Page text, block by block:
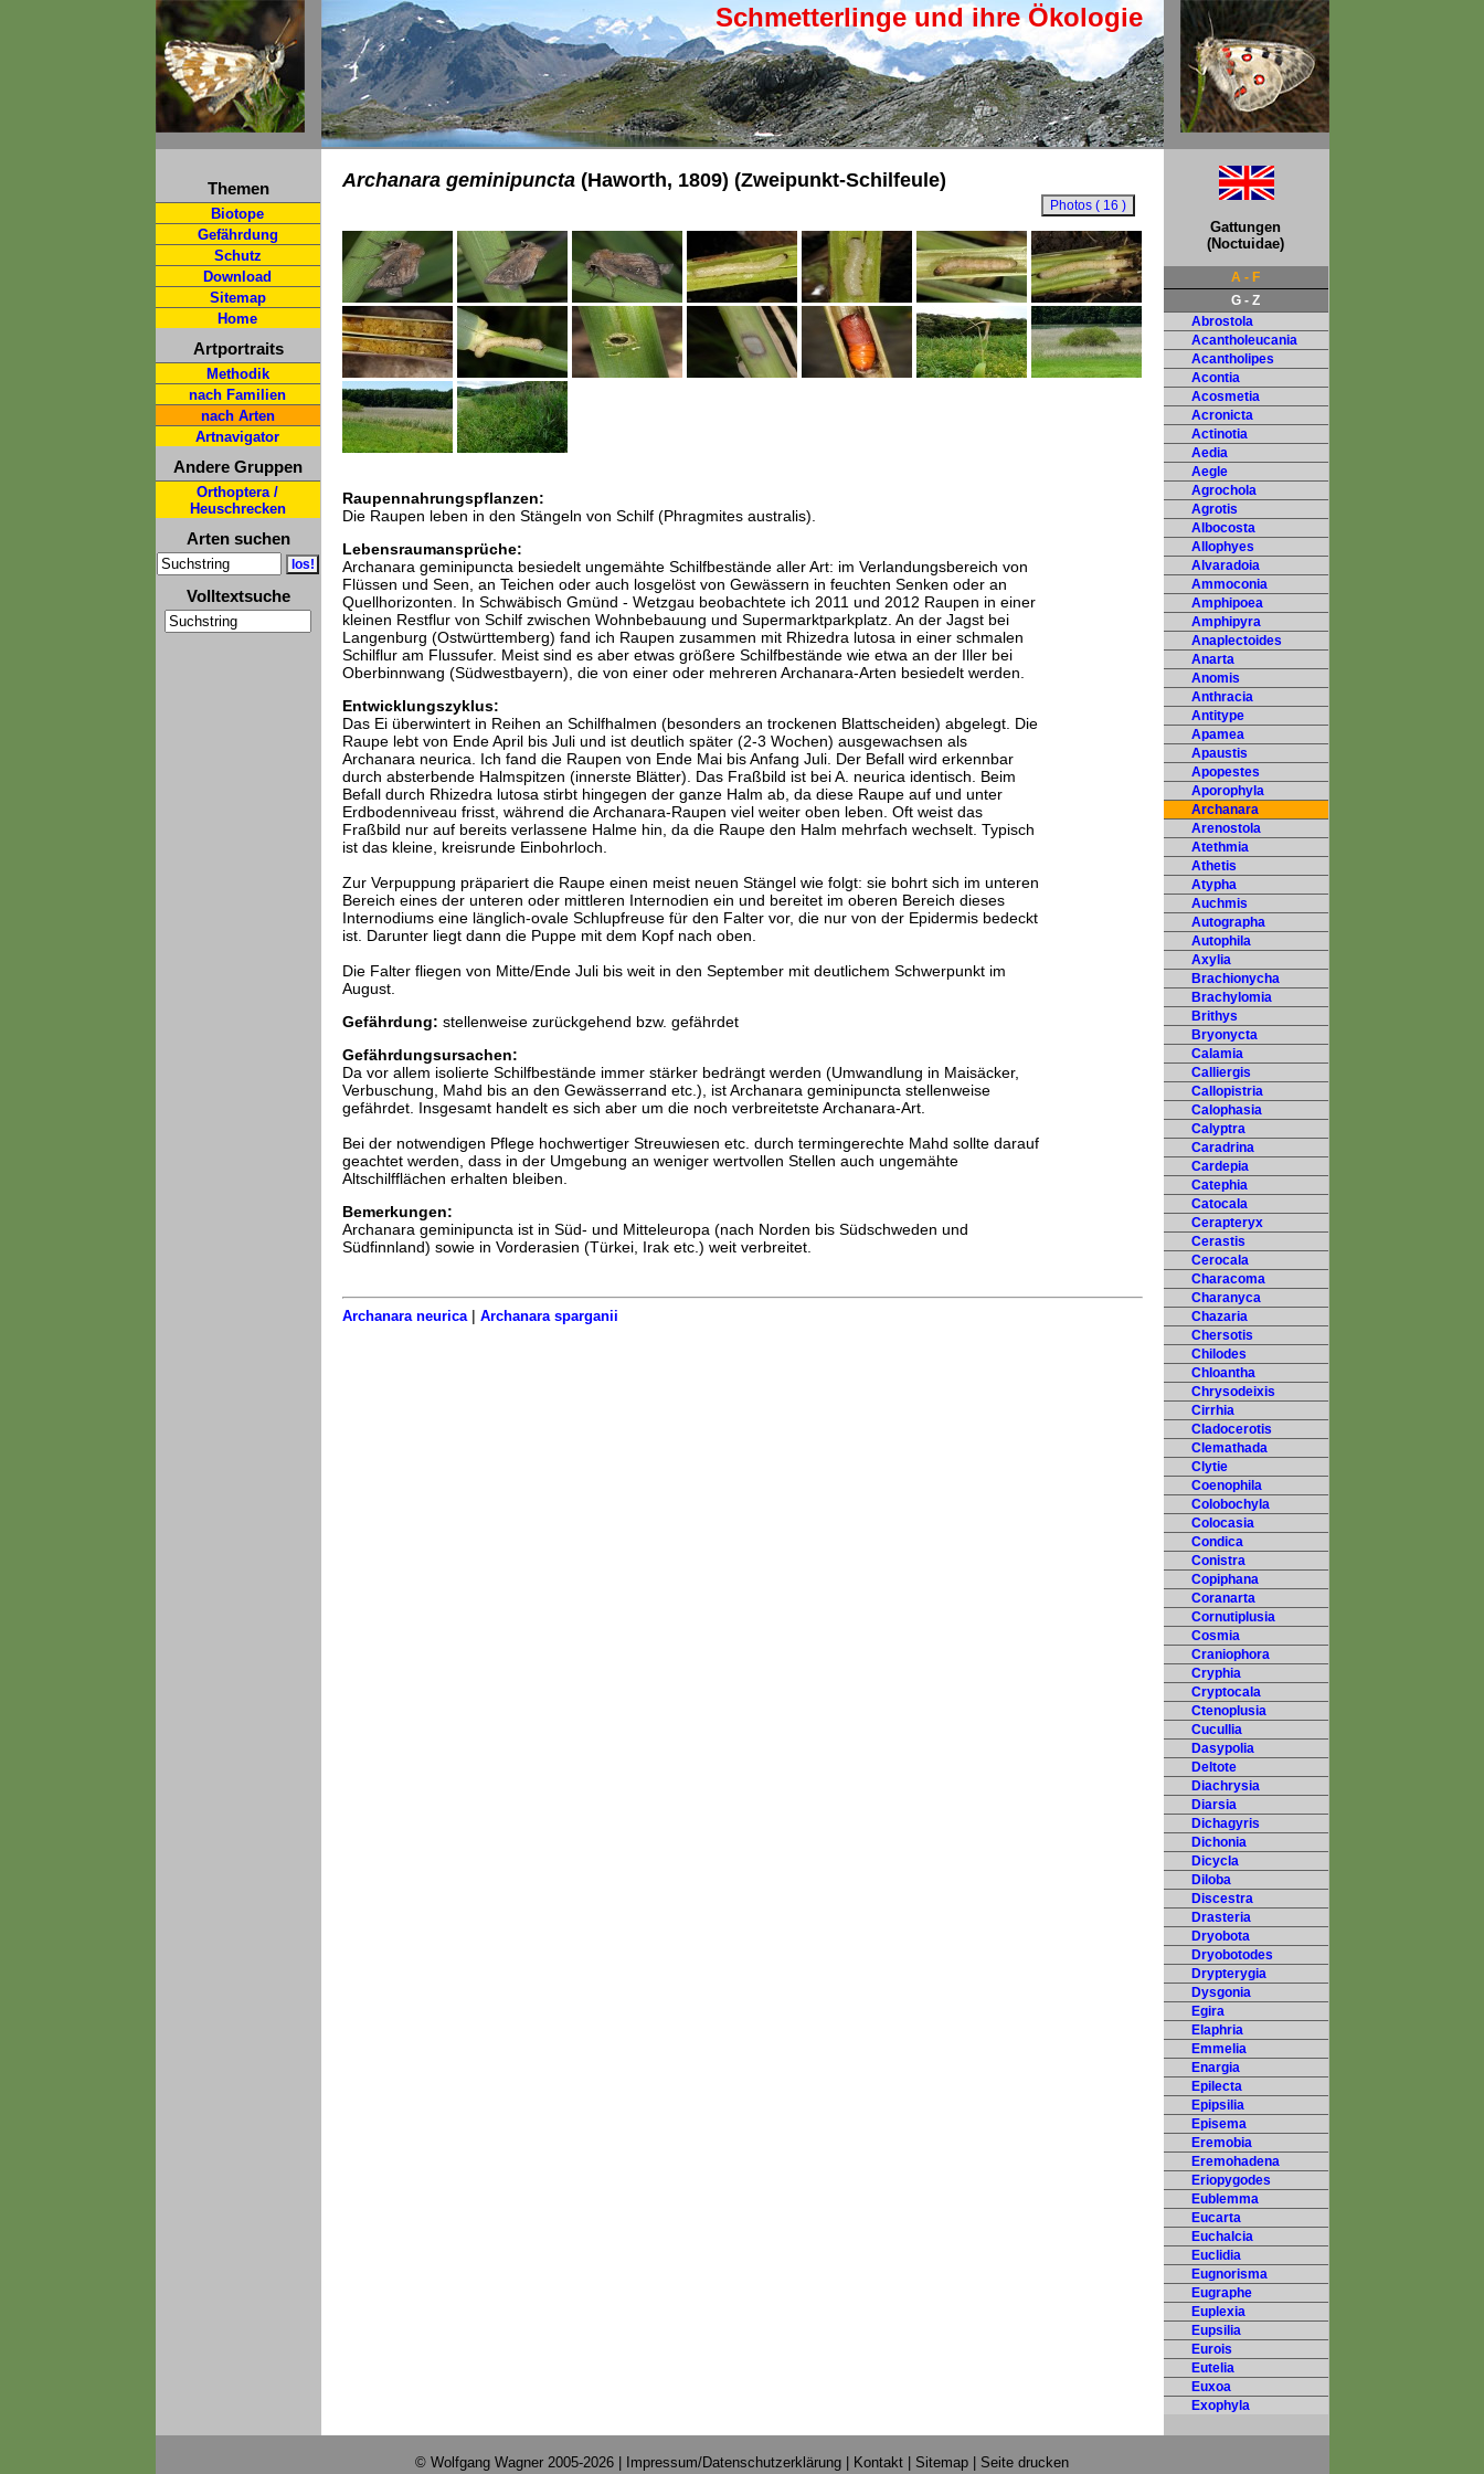
Schmetterlinge und ihre Ökologie
Themen
Biotope
Gefährdung
Schutz
Download
Sitemap
Home
Artportraits
Methodik
nach Familien
nach Arten
Artnavigator
Andere Gruppen
Orthoptera /
Heuschrecken
Arten suchen
Volltextsuche
Archanara geminipuncta(Haworth, 1809) (Zweipunkt-Schilfeule)
Raupennahrungspflanzen:
Die Raupen leben in den Stängeln von Schilf (Phragmites australis).
Lebensraumansprüche:
Archanara geminipuncta besiedelt ungemähte Schilfbestände aller Art: im Verlandungsbereich von
Flüssen und Seen, an Teichen oder auch losgelöst von Gewässern in feuchten Senken oder an
Quellhorizonten. In Schwäbisch Gmünd - Wetzgau beobachtete ich 2011 und 2012 Raupen in einer
kleinen Restflur von Schilf zwischen Wohnbebauung und Supermarktparkplatz. An der Jagst bei
Langenburg (Ostwürttemberg) fand ich Raupen zusammen mit Rhizedra lutosa in einer schmalen
Schilflur am Flussufer. Meist sind es aber etwas größere Schilfbestände wie etwa an der Iller bei
Oberbinnwang (Südwestbayern), die von einer oder mehreren Archanara-Arten besiedelt werden.
Entwicklungszyklus:
Das Ei überwintert in Reihen an Schilfhalmen (besonders an trockenen Blattscheiden) abgelegt. Die
Raupe lebt von Ende April bis Juli und ist deutlich später (2-3 Wochen) ausgewachsen als
Archanara neurica. Ich fand die Raupen von Ende Mai bis Anfang Juli. Der Befall wird erkennbar
durch absterbende Halmspitzen (innerste Blätter). Das Fraßbild ist bei A. neurica identisch. Beim
Befall durch Rhizedra lutosa stirbt hingegen der ganze Halm ab, da diese Raupe auf und unter
Erdbodenniveau frisst, während die Archanara-Raupen viel weiter oben leben. Oft weist das
Fraßbild nur auf bereits verlassene Halme hin, da die Raupe den Halm mehrfach wechselt. Typisch
ist das kleine, kreisrunde Einbohrloch.
Zur Verpuppung präpariert die Raupe einen meist neuen Stängel wie folgt: sie bohrt sich im unteren
Bereich eines der unteren oder mittleren Internodien ein und bereitet im oberen Bereich dieses
Internodiums eine länglich-ovale Schlupfreuse für den Falter vor, die nur von der Epidermis bedeckt
ist. Darunter liegt dann die Puppe mit dem Kopf nach oben.
Die Falter fliegen von Mitte/Ende Juli bis weit in den September mit deutlichem Schwerpunkt im
August.
Gefährdung: stellenweise zurückgehend bzw. gefährdet
Gefährdungsursachen:
Da vor allem isolierte Schilfbestände immer stärker bedrängt werden (Umwandlung in Maisäcker,
Verbuschung, Mahd bis an den Gewässerrand etc.), ist Archanara geminipuncta stellenweise
gefährdet. Insgesamt handelt es sich aber um die noch verbreitetste Archanara-Art.
Bei der notwendigen Pflege hochwertiger Streuwiesen etc. durch termingerechte Mahd sollte darauf
geachtet werden, dass in der Umgebung an weniger wertvollen Stellen auch ungemähte
Altschilfflächen erhalten bleiben.
Bemerkungen:
Archanara geminipuncta ist in Süd- und Mitteleuropa (nach Norden bis Südschweden und
Südfinnland) sowie in Vorderasien (Türkei, Irak etc.) weit verbreitet.
Archanara neurica| Archanara sparganii
Gattungen
(Noctuidae)
A - F
G - Z
Abrostola
Acantholeucania
Acantholipes
Acontia
Acosmetia
Acronicta
Actinotia
Aedia
Aegle
Agrochola
Agrotis
Albocosta
Allophyes
Alvaradoia
Ammoconia
Amphipoea
Amphipyra
Anaplectoides
Anarta
Anomis
Anthracia
Antitype
Apamea
Apaustis
Apopestes
Aporophyla
Archanara
Arenostola
Atethmia
Athetis
Atypha
Auchmis
Autographa
Autophila
Axylia
Brachionycha
Brachylomia
Brithys
Bryonycta
Calamia
Calliergis
Callopistria
Calophasia
Calyptra
Caradrina
Cardepia
Catephia
Catocala
Cerapteryx
Cerastis
Cerocala
Characoma
Charanyca
Chazaria
Chersotis
Chilodes
Chloantha
Chrysodeixis
Cirrhia
Cladocerotis
Clemathada
Clytie
Coenophila
Colobochyla
Colocasia
Condica
Conistra
Copiphana
Coranarta
Cornutiplusia
Cosmia
Craniophora
Cryphia
Cryptocala
Ctenoplusia
Cucullia
Dasypolia
Deltote
Diachrysia
Diarsia
Dichagyris
Dichonia
Dicycla
Diloba
Discestra
Drasteria
Dryobota
Dryobotodes
Drypterygia
Dysgonia
Egira
Elaphria
Emmelia
Enargia
Epilecta
Epipsilia
Episema
Eremobia
Eremohadena
Eriopygodes
Eublemma
Eucarta
Euchalcia
Euclidia
Eugnorisma
Eugraphe
Euplexia
Eupsilia
Eurois
Eutelia
Euxoa
Exophyla
© Wolfgang Wagner 2005-2026 | Impressum/Datenschutzerklärung Kontakt Sitemap Seite drucken